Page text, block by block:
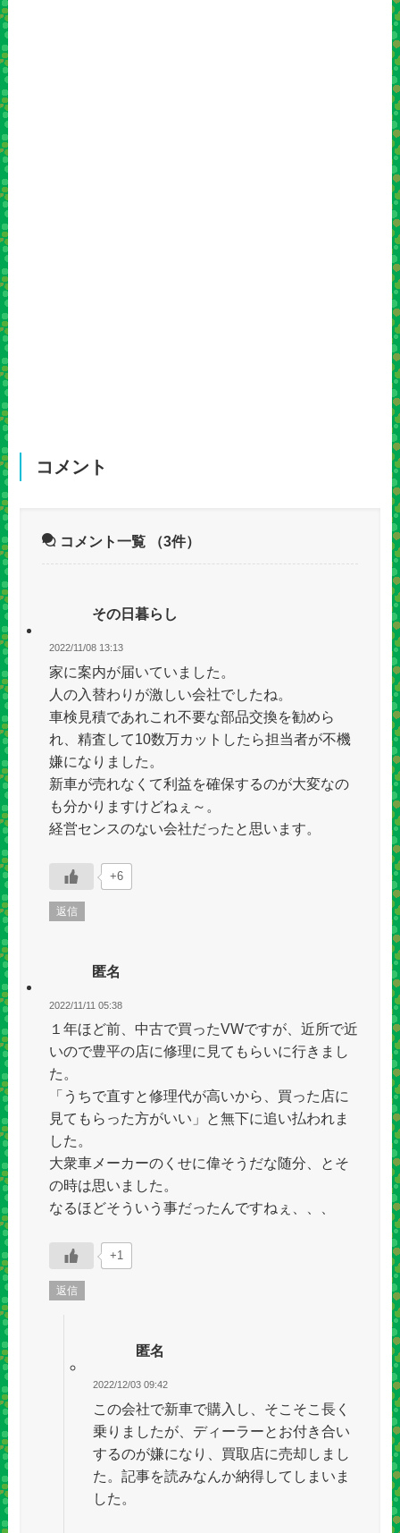
コメント
コメント一覧 （3件）
その日暮らし
2022/11/08 13:13
家に案内が届いていました。
人の入替わりが激しい会社でしたね。
車検見積であれこれ不要な部品交換を勧めら
れ、精査して10数万カットしたら担当者が不機
嫌になりました。
新車が売れなくて利益を確保するのが大変なの
も分かりますけどねぇ～。
経営センスのない会社だったと思います。
+6
返信
匿名
2022/11/11 05:38
１年ほど前、中古で買ったVWですが、近所で近
いので豊平の店に修理に見てもらいに行きまし
た。
「うちで直すと修理代が高いから、買った店に
見てもらった方がいい」と無下に追い払われま
した。
大衆車メーカーのくせに偉そうだな随分、とそ
の時は思いました。
なるほどそういう事だったんですねぇ、、、
+1
返信
匿名
2022/12/03 09:42
この会社で新車で購入し、そこそこ長く
乗りましたが、ディーラーとお付き合い
するのが嫌になり、買取店に売却しまし
た。記事を読みなんか納得してしまいま
した。